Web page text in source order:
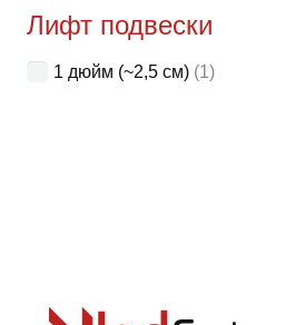
Лифт подвески
1 дюйм (~2,5 см) (1)